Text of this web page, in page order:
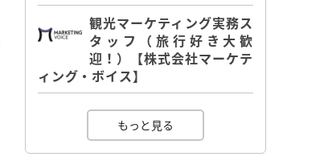
観光マーケティング実務ス
タッフ（旅行好き大歓
迎！）【株式会社マーケテ
ィング・ボイス】
もっと見る